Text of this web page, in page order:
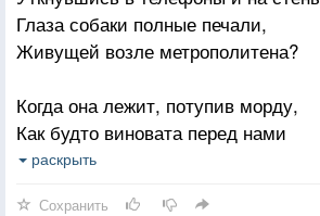
Приукрасить своей тишиной...
Глаза собаки полные печали,
Живущей возле метрополитена?
Когда она лежит, потупив морду,
Как будто виновата перед нами
За то, что от отсутствия породы
раскрыть
Сохранить